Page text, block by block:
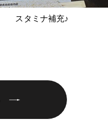
スタミナ補充♪